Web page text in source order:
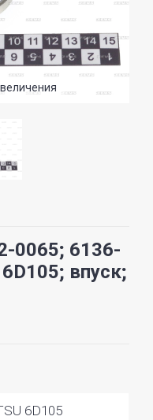
0065; 6136-
впуск;
6D105